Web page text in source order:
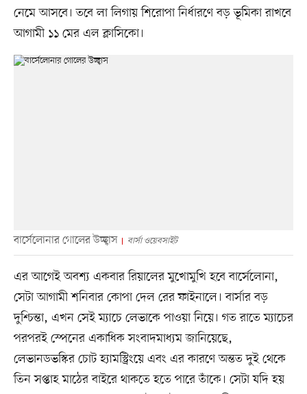
নেমে আসবে। তবে লা লিগায় শিরোপা নির্ধারণে বড় ভূমিকা রাখবে
আগামী ১১ মের এল ক্লাসিকো।
বার্সেলোনার গোলের উচ্ছ্বাস বার্সা ওয়েবসাইট
এর আগেই অবশ্য একবার রিয়ালের মুখোমুখি হবে বার্সেলোনা,
সেটা আগামী শনিবার কোপা দেল রের ফাইনালে। বার্সার বড়
দুশ্চিন্তা, এখন সেই ম্যাচে লেভাকে পাওয়া নিয়ে। গত রাতে ম্যাচের
পরপরই স্পেনের একাধিক সংবাদমাধ্যম জানিয়েছে,
লেভানডভস্কির চোট হ্যামস্ট্রিংয়ে এবং এর কারণে অন্তত দুই থেকে
তিন সপ্তাহ মাঠের বাইরে থাকতে হতে পারে তাঁকে। সেটা যদি হয়